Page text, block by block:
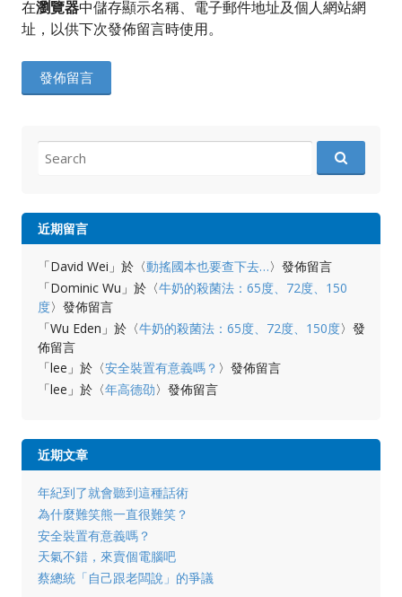
在瀏覽器中儲存顯示名稱、電子郵件地址及個人網站網
址，以供下次發佈留言時使用。
for:
近期留言
「David Wei 」於〈動搖國本也要查下去…〉發佈留言
「Dominic Wu 」於〈牛奶的殺菌法：65度、72度、150
度〉發佈留言
「Wu Eden 」於〈牛奶的殺菌法：65度、72度、150度〉發
佈留言
「lee 」於〈安全裝置有意義嗎？ 〉發佈留言
「lee 」於〈年高德劭〉發佈留言
近期文章
年紀到了就會聽到這種話術
為什麼難笑熊一直很難笑？
安全裝置有意義嗎？
天氣不錯，來賣個電腦吧
蔡總統「自己跟老闆說」的爭議